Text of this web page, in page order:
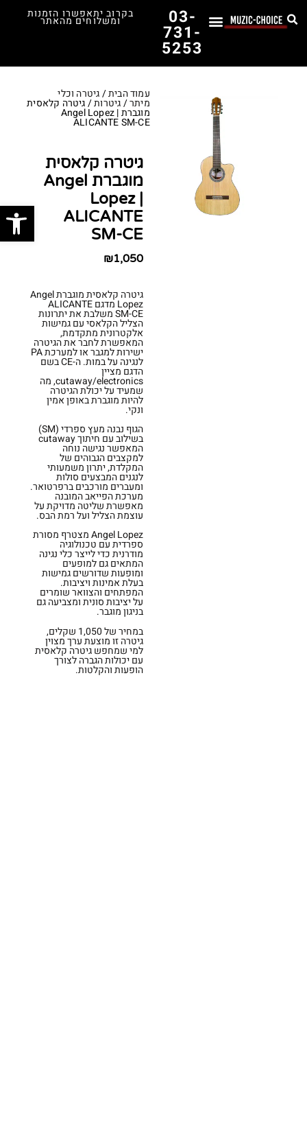
03-
731-
5253
בקרוב יתאפשרו הזמנות
ומשלוחים מהאתר
עמוד הבית/גיטרה וכלי
מיתר/גיטרות/ גיטרה קלאסית
מוגברת Angel Lopez |
ALICANTE SM-CE
גיטרה קלאסית
מוגברת Angel
Lopez |
ALICANTE
SM-CE
₪1,050
גיטרה קלאסית מוגברת Angel
Lopez מדגם ALICANTE
SM-CE משלבת את יתרונות
הצליל הקלאסי עם גמישות
אלקטרונית מתקדמת,
המאפשרת לחבר את הגיטרה
ישירות למגבר או למערכת PA
לנגינה על במות. ה-CE בשם
הדגם מציין
cutaway/electronics, מה
שמעיד על יכולת הגיטרה
להיות מוגברת באופן אמין
ונקי.
הגוף נבנה מעץ ספרדי (SM)
בשילוב עם חיתוך cutaway
המאפשר נגישה נוחה
למקצבים הגבוהים של
המקלדת, יתרון משמעותי
לנגנים המבצעים סולות
ומעברים מורכבים ברפרטואר.
מערכת הפייאב המובנה
מאפשרת שליטה מדויקת על
עוצמת הצליל ועל רמת הבס.
Angel Lopez מצטרף מסורת
ספרדית עם טכנולוגיה
מודרנית כדי לייצר כלי נגינה
המתאים גם למופעים
ומופעות שדורשים גמישות
בעלת אמינות ויציבות.
המפתחים והצוואר שומרים
על יציבות סונית ומצביעה גם
בניגון מוגבר.
במחיר של 1,050 שקלים,
גיטרה זו מוצעת ערך מצוין
למי שמחפש גיטרה קלאסית
עם יכולות הגברה לצורך
הופעות והקלטות.
פתח